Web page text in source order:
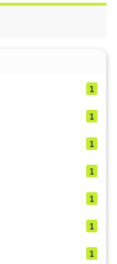
1
1
1
1
1
1
1